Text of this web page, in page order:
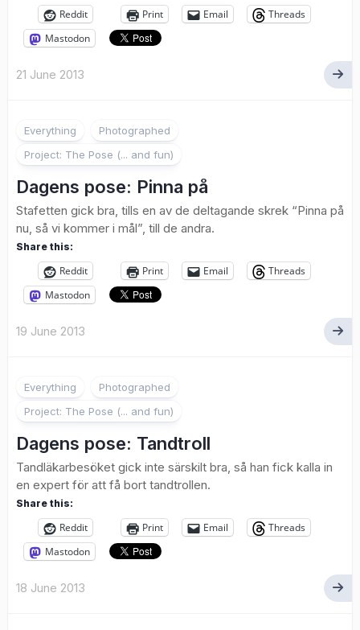
Reddit Print Email
Threads
Mastodon
21 June 2013
Everything
Photographed
Project: The Pose (... and fun)
Dagens pose: Pinna på
Stafetten gick bra, tills en av de deltagande skrek “Pinna på
nu, så vi kommer i mål”, till de andra.
Share this:
Reddit Print Email
Threads
Mastodon
19 June 2013
Everything
Photographed
Project: The Pose (... and fun)
Dagens pose: Tandtroll
Tandläkarbesöket gick inte särskilt bra, så han fick kalla in
en expert för att få bort tandtrollen.
Share this:
Reddit Print Email
Threads
Mastodon
18 June 2013